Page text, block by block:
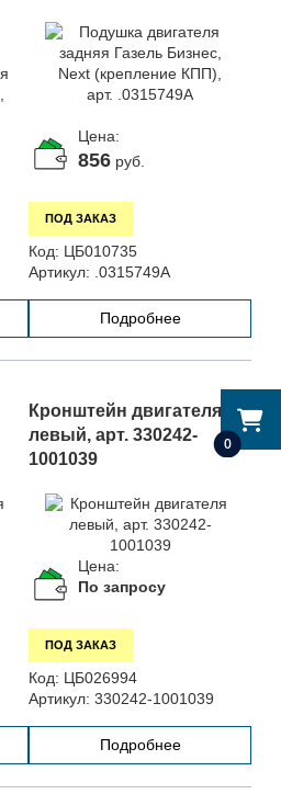
0
Цена:
856 руб.
ПОД ЗАКАЗ
Код: ЦБ010735
Артикул: .0315749А
Подробнее
Кронштейн двигателя
левый, арт. 330242-
1001039
Цена:
По запросу
ПОД ЗАКАЗ
Код: ЦБ026994
Артикул: 330242-1001039
Подробнее